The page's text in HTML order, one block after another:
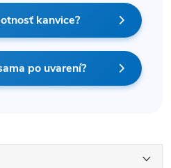
kanvice?
po uvarení?